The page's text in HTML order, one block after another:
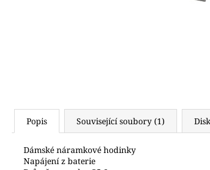
Popis Související soubory (1)
Dámské náramkové hodinky
Napájení z baterie